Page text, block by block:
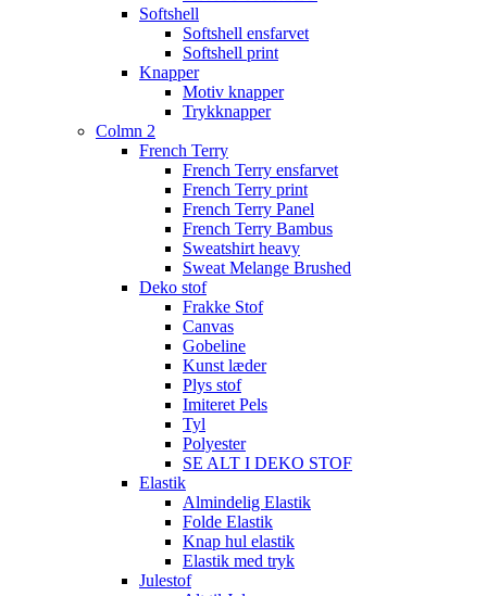
Softshell
Softshell ensfarvet
Softshell print
Knapper
Motiv knapper
Trykknapper
Colmn 2
French Terry
French Terry ensfarvet
French Terry print
French Terry Panel
French Terry Bambus
Sweatshirt heavy
Sweat Melange Brushed
Deko stof
Frakke Stof
Canvas
Gobeline
Kunst læder
Plys stof
Imiteret Pels
Tyl
Polyester
SE ALT I DEKO STOF
Elastik
Almindelig Elastik
Folde Elastik
Knap hul elastik
Elastik med tryk
Julestof